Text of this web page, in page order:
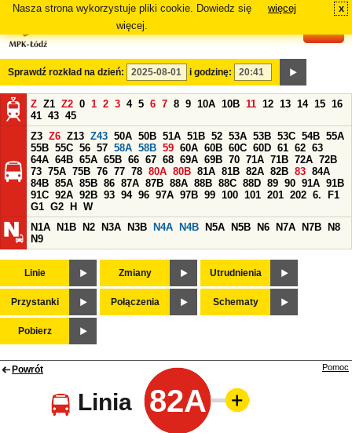
Nasza strona wykorzystuje pliki cookie. Dowiedz się
więcej.
więcej x
Sprawdź rozkład na dzień: i godzinę:
Z Z1 Z2 0 1 2 3 4 5 6 7 8 9 10A 10B 11 12 13 14 15 16
41 43 45
Z3 Z6 Z13 Z43 50A 50B 51A 51B 52 53A 53B 53C 54B 55A
55B 55C 56 57 58A 58B 59 60A 60B 60C 60D 61 62 63
64A 64B 65A 65B 66 67 68 69A 69B 70 71A 71B 72A 72B
73 75A 75B 76 77 78 80A 80B 81A 81B 82A 82B 83 84A
84B 85A 85B 86 87A 87B 88A 88B 88C 88D 89 90 91A 91B
91C 92A 92B 93 94 96 97A 97B 99 100 101 201 202 6.
F1
G1 G2 H
W
N1A
N1B N2 N3A N3B N4A N4B N5A N5B N6 N7A N7B
N8
N9
Linie Zmiany Utrudnienia
Przystanki Połączenia Schematy
Pobierz
Powrót
Linia 82A
Pomoc